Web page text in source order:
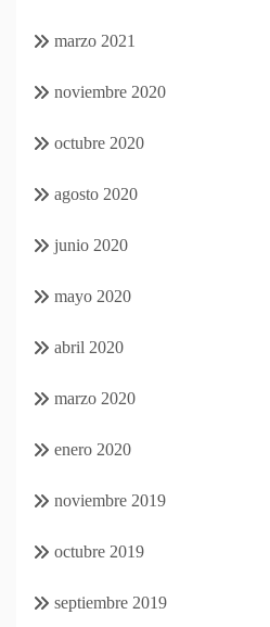
marzo 2021
noviembre 2020
octubre 2020
agosto 2020
junio 2020
mayo 2020
abril 2020
marzo 2020
enero 2020
noviembre 2019
octubre 2019
septiembre 2019